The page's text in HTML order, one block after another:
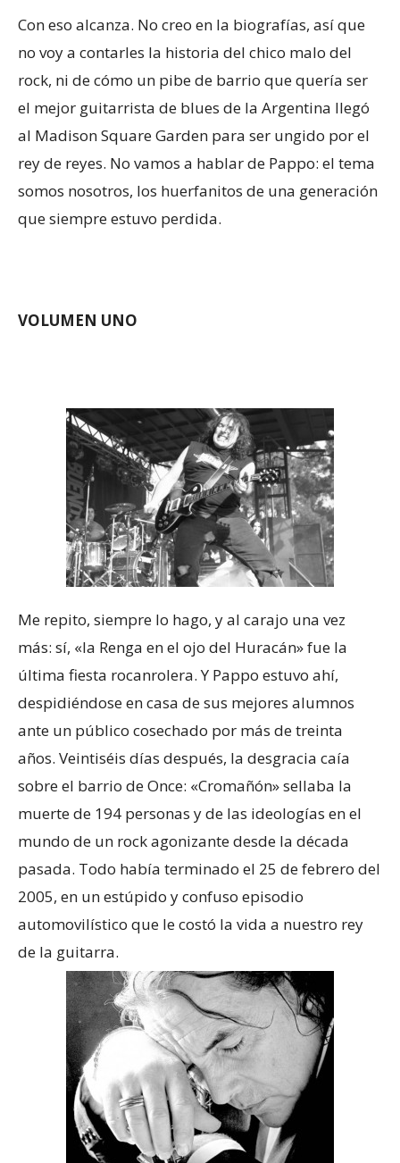
Con eso alcanza. No creo en la biografías, así que
no voy a contarles la historia del chico malo del
rock, ni de cómo un pibe de barrio que quería ser
el mejor guitarrista de blues de la Argentina llegó
al Madison Square Garden para ser ungido por el
rey de reyes. No vamos a hablar de Pappo: el tema
somos nosotros, los huerfanitos de una generación
que siempre estuvo perdida.
VOLUMEN UNO
Me repito, siempre lo hago, y al carajo una vez
más: sí, «la Renga en el ojo del Huracán» fue la
última fiesta rocanrolera. Y Pappo estuvo ahí,
despidiéndose en casa de sus mejores alumnos
ante un público cosechado por más de treinta
años. Veintiséis días después, la desgracia caía
sobre el barrio de Once: «Cromañón» sellaba la
muerte de 194 personas y de las ideologías en el
mundo de un rock agonizante desde la década
pasada. Todo había terminado el 25 de febrero del
2005, en un estúpido y confuso episodio
automovilístico que le costó la vida a nuestro rey
de la guitarra.